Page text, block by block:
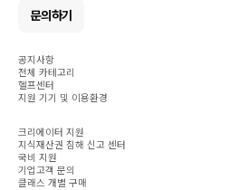
문의하기
공지사항
전체 카테고리
헬프센터
지원 기기 및 이용환경
크리에이터 지원
지식재산권 침해 신고 센터
국비 지원
기업고객 문의
클래스 개별 구매